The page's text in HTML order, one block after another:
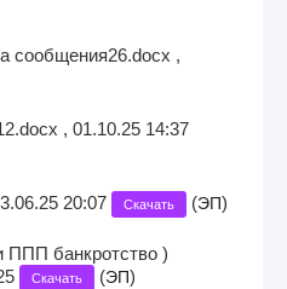
сообщения26.docx ,
, 01.10.25 14:37
20:07 Скачать (ЭП)
ППП банкротство )
Скачать (ЭП)